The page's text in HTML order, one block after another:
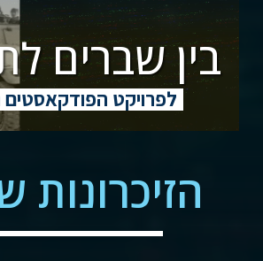
בין שברים
לפרויקט
הזיכרונות